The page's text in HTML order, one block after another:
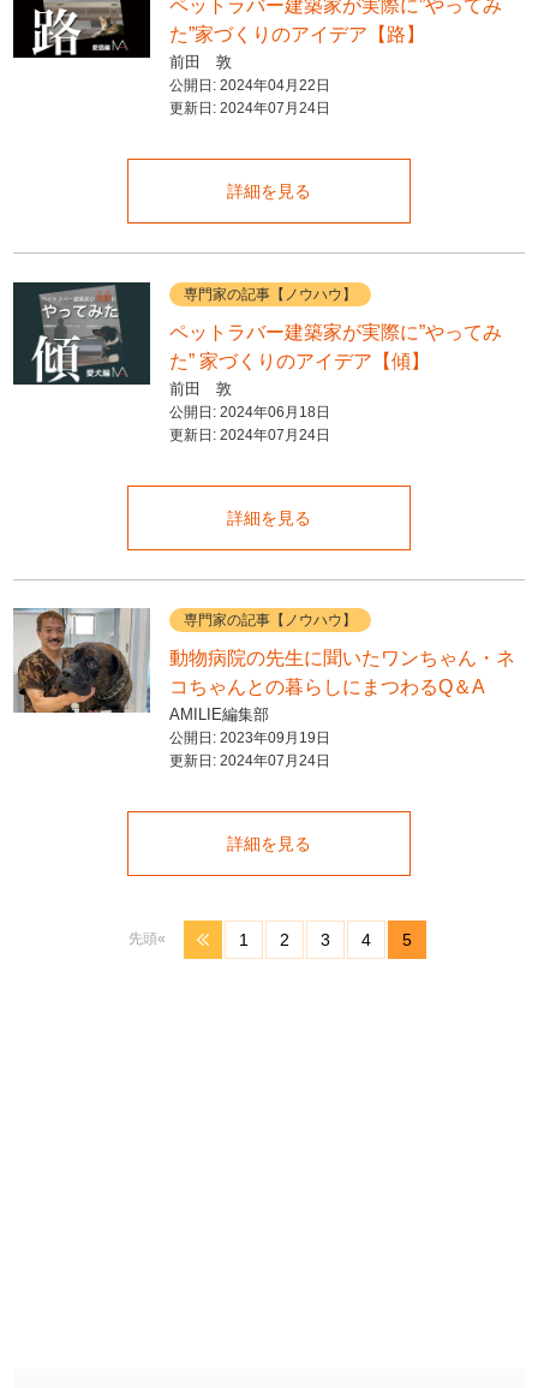
ペットラバー建築家が実際に”やってみ
た”家づくりのアイデア【路】
前田 敦
公開日: 2024年04月22日
更新日: 2024年07月24日
詳細を見る
専門家の記事【ノウハウ】
ペットラバー建築家が実際に”やってみ
た” 家づくりのアイデア【傾】
前田 敦
公開日: 2024年06月18日
更新日: 2024年07月24日
詳細を見る
専門家の記事【ノウハウ】
動物病院の先生に聞いたワンちゃん・ネ
コちゃんとの暮らしにまつわるQ＆A
AMILIE編集部
公開日: 2023年09月19日
更新日: 2024年07月24日
詳細を見る
先頭« 1 2 3 4 5